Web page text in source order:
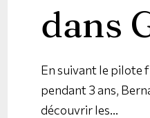
dans
En suivant le pilote
pendant 3 ans,
découvrir les…